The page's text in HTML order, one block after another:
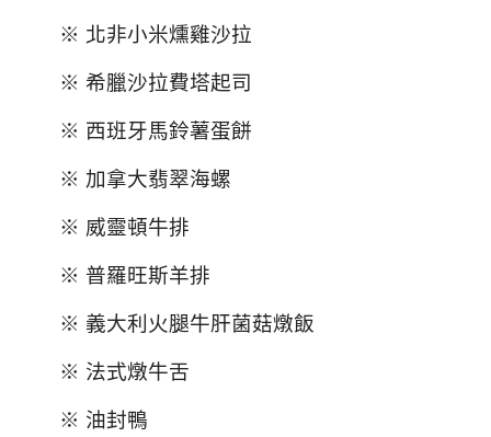
※ 北非小米燻雞沙拉
※ 希臘沙拉費塔起司
※ 西班牙馬鈴薯蛋餅
※ 加拿大翡翠海螺
※ 威靈頓牛排
※ 普羅旺斯羊排
※ 義大利火腿牛肝菌菇燉飯
※ 法式燉牛舌
※ 油封鴨